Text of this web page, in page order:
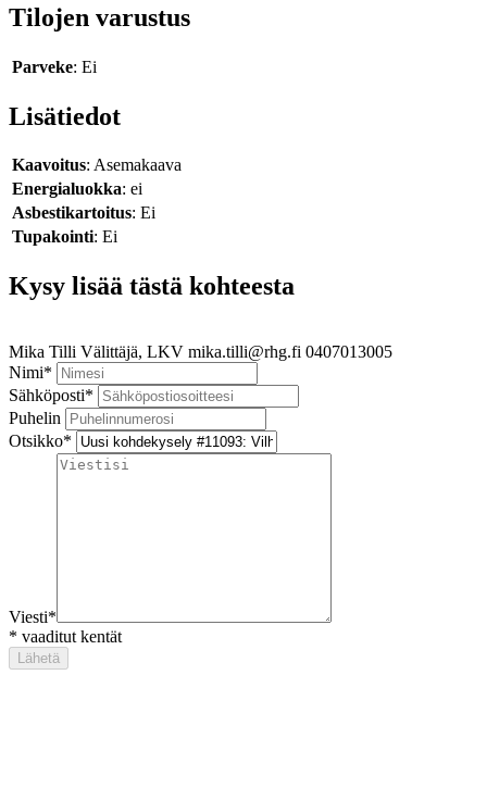
Tilojen varustus
Parveke: Ei
Lisätiedot
Kaavoitus: Asemakaava
Energialuokka: ei
Asbestikartoitus: Ei
Tupakointi: Ei
Kysy lisää tästä kohteesta
Mika Tilli Välittäjä, LKV mika.tilli@rhg.fi 0407013005
Nimi*
Sähköposti*
Puhelin
Otsikko*
Viesti*
* vaaditut kentät